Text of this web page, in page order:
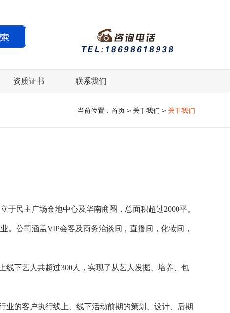
资质证书 联系我们
当前位置： 首页 > 关于我们 > 关于我们
民主广场金地中心及华南商圈，总面积超过2000平。
。公司涵盖VIP会客及商务洽谈间，直播间，化妆间，
下艺人共超过300人，实现了从艺人发掘、培养、包
的客户执行线上、线下活动前期的策划、设计、后期